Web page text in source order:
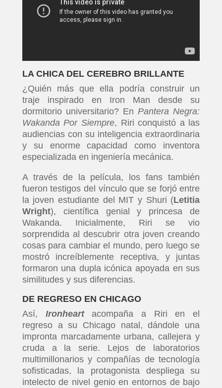
LA CHICA DEL CEREBRO BRILLANTE
¿Quién más que ella podría construir un
traje inspirado en Iron Man desde su
dormitorio universitario? EnPantera Negra:
Wakanda Por Siempre, Riri conquistó a las
audiencias con su inteligencia extraordinaria
y su enorme capacidad como inventora
especializada en ingeniería mecánica.
A través de la película, los fans también
fueron testigos del vínculo que se forjó entre
la joven estudiante del MIT y Shuri (Letitia
Wright), científica genial y princesa de
Wakanda. Inicialmente, Riri se vio
sorprendida al descubrir otra joven creando
cosas para cambiar el mundo, pero luego se
mostró increíblemente receptiva, y juntas
formaron una dupla icónica apoyada en sus
similitudes y sus diferencias.
DE REGRESO EN CHICAGO
Así, Ironheartacompaña a Riri en el
regreso a su Chicago natal, dándole una
impronta marcadamente urbana, callejera y
cruda a la serie. Lejos de laboratorios
multimillonarios y compañías de tecnología
sofisticadas, la protagonista despliega su
intelecto de nivel genio en entornos de bajo